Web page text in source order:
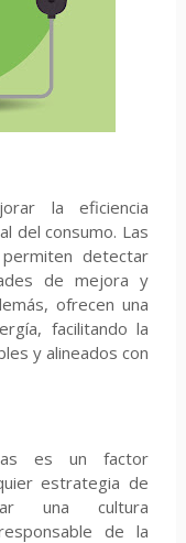
la eficiencia
del consumo. Las
detectar
de mejora y
ofrecen una
facilitando la
y alineados con
es un factor
estrategia de
una cultura
de la